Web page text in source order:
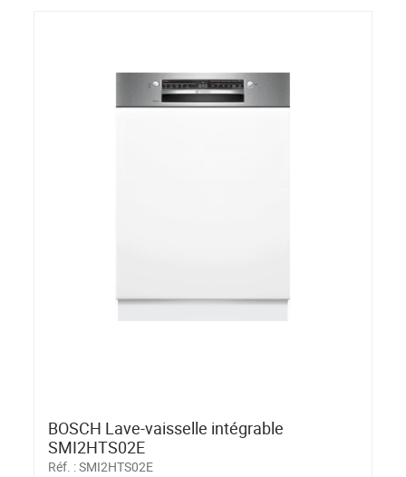
BOSCH Lave-vaisselle intégrable
SMI2HTS02E
Réf. :SMI2HTS02E